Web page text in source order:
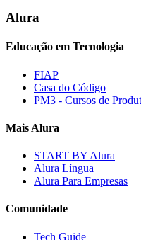
Alura
Educação em Tecnologia
FIAP
Casa do Código
PM3 - Cursos de
Mais Alura
START BY Alura
Alura Língua
Alura Para Empresas
Comunidade
Tech Guide